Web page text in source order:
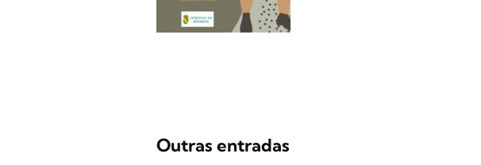
Outras entradas